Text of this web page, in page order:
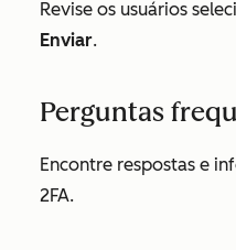
Revise os usuários
Enviar.
Perguntas
Encontre respostas e
2FA.